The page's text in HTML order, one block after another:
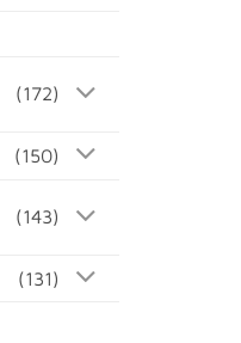
(172)
(150)
(143)
(131)